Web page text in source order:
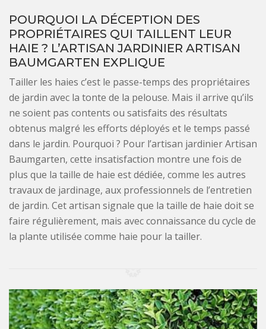
POURQUOI LA DÉCEPTION DES
PROPRIÉTAIRES QUI TAILLENT LEUR
HAIE ? L’ARTISAN JARDINIER ARTISAN
BAUMGARTEN EXPLIQUE
Tailler les haies c’est le passe-temps des propriétaires
de jardin avec la tonte de la pelouse. Mais il arrive qu’ils
ne soient pas contents ou satisfaits des résultats
obtenus malgré les efforts déployés et le temps passé
dans le jardin. Pourquoi ? Pour l’artisan jardinier Artisan
Baumgarten, cette insatisfaction montre une fois de
plus que la taille de haie est dédiée, comme les autres
travaux de jardinage, aux professionnels de l’entretien
de jardin. Cet artisan signale que la taille de haie doit se
faire régulièrement, mais avec connaissance du cycle de
la plante utilisée comme haie pour la tailler.